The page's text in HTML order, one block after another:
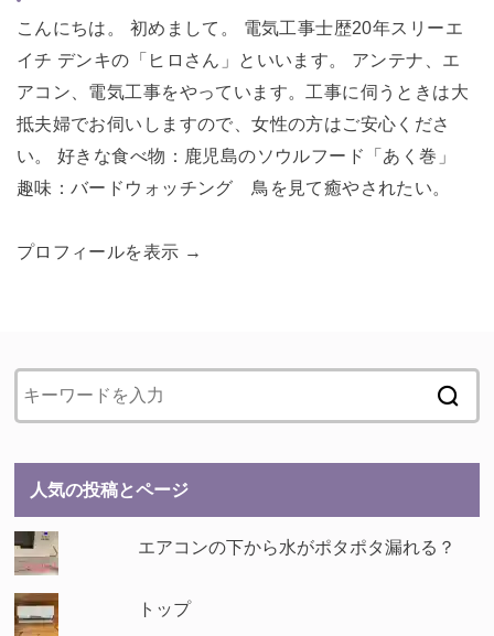
こんにちは。 初めまして。 電気工事士歴20年スリーエ
イチ デンキの「ヒロさん」といいます。 アンテナ、エ
アコン、電気工事をやっています。工事に伺うときは大
抵夫婦でお伺いしますので、女性の方はご安心くださ
い。 好きな食べ物：鹿児島のソウルフード「あく巻」
趣味：バードウォッチング 鳥を見て癒やされたい。
プロフィールを表示 →
人気の投稿とページ
エアコンの下から水がポタポタ漏れる？
トップ